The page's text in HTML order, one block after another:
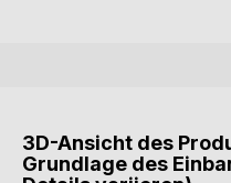
3D-Ansicht des
Grundlage des